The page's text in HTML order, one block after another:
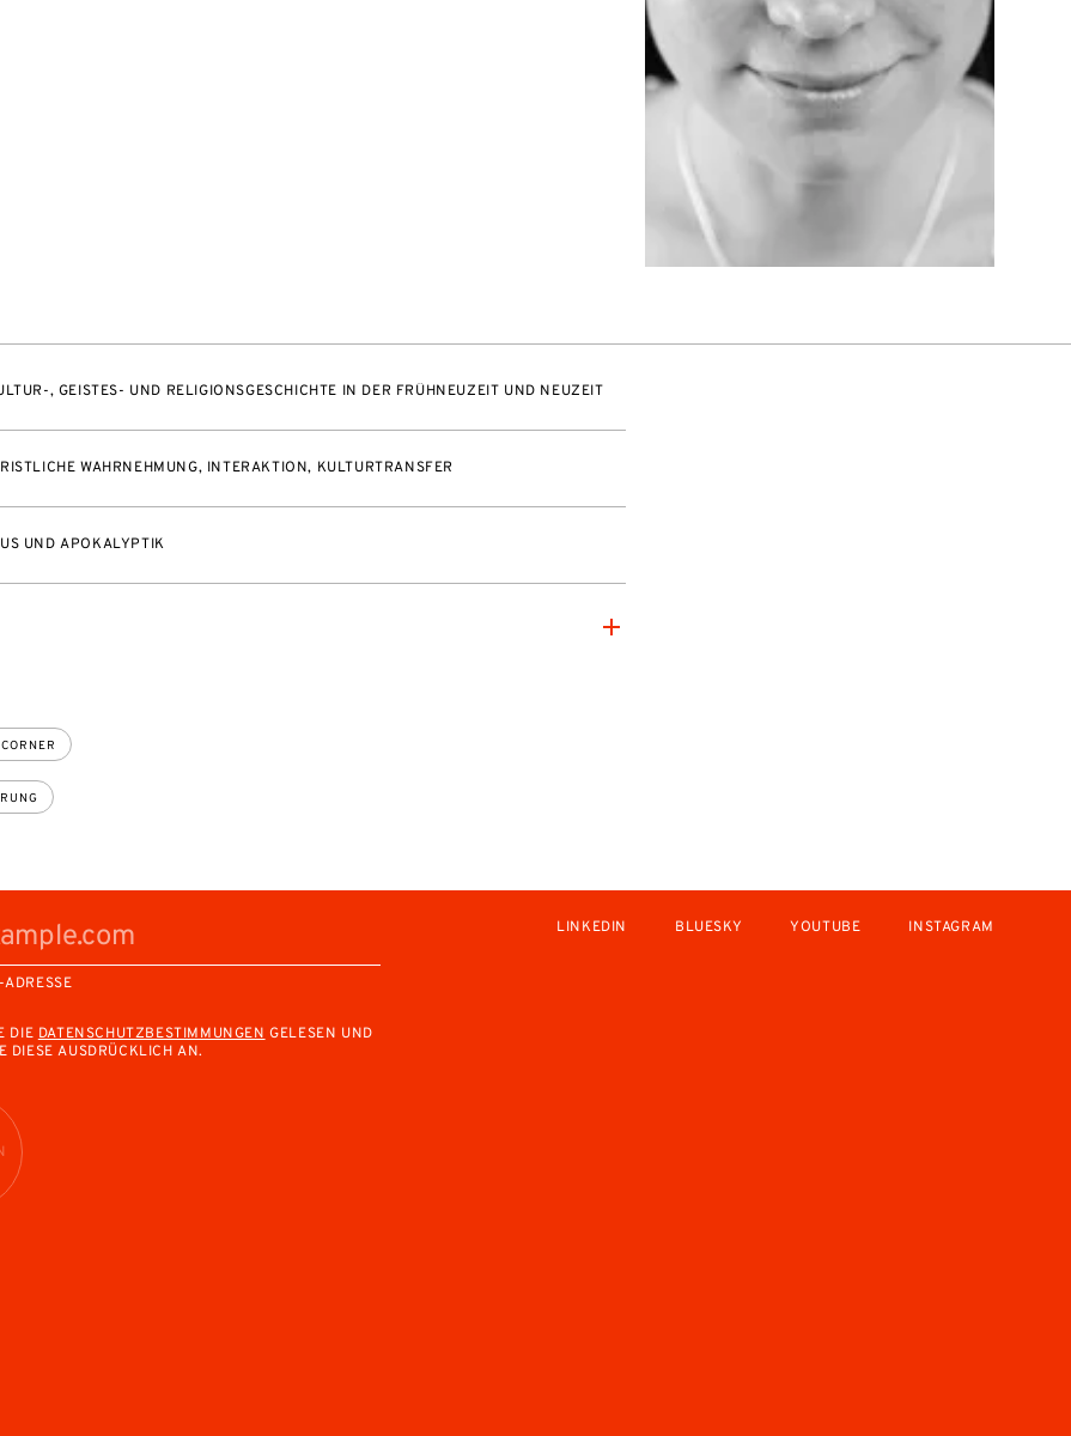
, GEISTES- UND RELIGIONSGESCHICHTE IN DER FRÜHNEUZEIT UND NEUZEIT
WAHRNEHMUNG, INTERAKTION, KULTURTRANSFER
UND APOKALYPTIK
DIEDATENSCHUTZBESTIMMUNGENGELESEN UND
DIESE AUSDRÜCKLICH AN.
LINKEDIN BLUESKY YOUTUBE INSTAGRAM